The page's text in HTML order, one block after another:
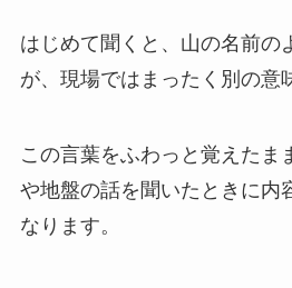
はじめて聞くと、山の名前の
が、現場ではまったく別の意
この言葉をふわっと覚えたま
や地盤の話を聞いたときに内
なります。